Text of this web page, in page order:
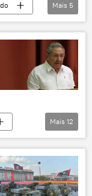
jong
Mais 5
Mais 12